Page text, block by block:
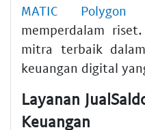
MATIC
memperdalam
mitra terbaik
keuangan digital
Layanan
Keuangan